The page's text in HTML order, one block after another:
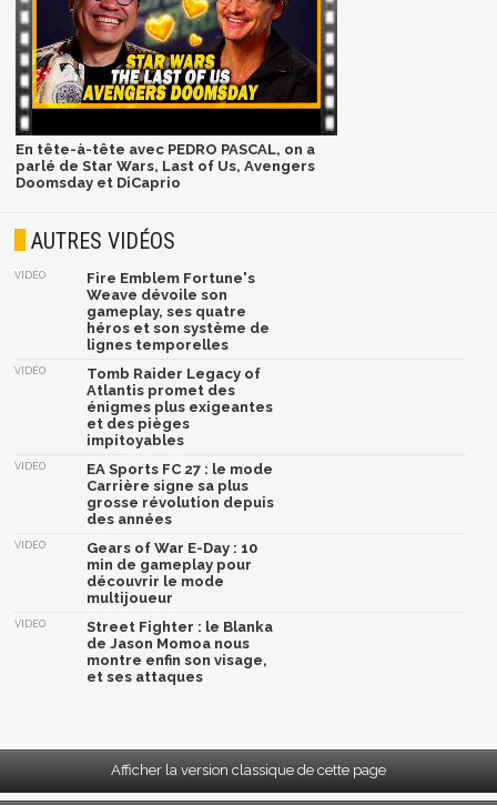
En tête-à-tête avec PEDRO PASCAL, on a
parlé de Star Wars, Last of Us, Avengers
Doomsday et DiCaprio
AUTRES VIDÉOS
VIDÉO
Fire Emblem Fortune's
Weave dévoile son
gameplay, ses quatre
héros et son système de
lignes temporelles
VIDÉO
Tomb Raider Legacy of
Atlantis promet des
énigmes plus exigeantes
et des pièges
impitoyables
VIDÉO
EA Sports FC 27 : le mode
Carrière signe sa plus
grosse révolution depuis
des années
VIDÉO
Gears of War E-Day : 10
min de gameplay pour
découvrir le mode
multijoueur
VIDÉO
Street Fighter : le Blanka
de Jason Momoa nous
montre enfin son visage,
et ses attaques
Afficher la version classique de cette page